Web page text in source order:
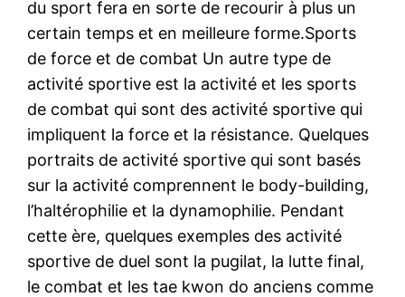
du sport fera en sorte de recourir à plus un
certain temps et en meilleure forme.Sports
de force et de combat Un autre type de
activité sportive est la activité et les sports
de combat qui sont des activité sportive qui
impliquent la force et la résistance. Quelques
portraits de activité sportive qui sont basés
sur la activité comprennent le body-building,
l’haltérophilie et la dynamophilie. Pendant
cette ère, quelques exemples des activité
sportive de duel sont la pugilat, la lutte final,
le combat et les tae kwon do anciens comme